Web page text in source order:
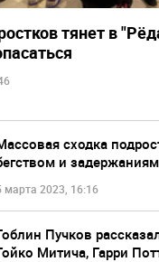
тянет в
сходка
и
марта 2023, 16:16
Пучков
Митича, Гарри